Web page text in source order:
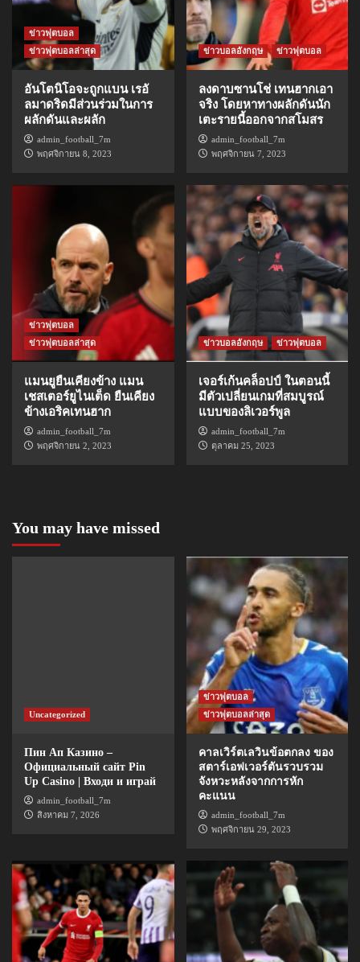
ข่าวฟุตบอล
ข่าวฟุตบอลล่าสุด
อันโตนิโอจะถูกแบน เรอั
ลมาดริดมีส่วนร่วมในการ
ผลักดันและผลัก
admin_football_7m
พฤศจิกายน 8, 2023
ข่าวบอลอังกฤษ ข่าวฟุตบอล
ลงดาบซานโช่ เทนฮากเอา
จริง โดยหาทางผลักดันนัก
เตะรายนี้ออกจากสโมสร
admin_football_7m
พฤศจิกายน 7, 2023
ข่าวฟุตบอล
ข่าวฟุตบอลล่าสุด
แมนยูยืนเคียงข้าง แมน
เชสเตอร์ยูไนเต็ด ยืนเคียง
ข้างเอริคเทนฮาก
admin_football_7m
พฤศจิกายน 2, 2023
ข่าวบอลอังกฤษ ข่าวฟุตบอล
เจอร์เก้นคล็อปป์ ในตอนนี้
มีตัวเปลี่ยนเกมที่สมบูรณ์
แบบของลิเวอร์พูล
admin_football_7m
ตุลาคม 25, 2023
You may have missed
Uncategorized
Пин Ап Казино –
Официальный сайт Pin
Up Casino | Входи и играй
admin_football_7m
สิงหาคม 7, 2026
ข่าวฟุตบอล
ข่าวฟุตบอลล่าสุด
คาลเวิร์ตเลวินข้อตกลง ของ
สตาร์เอฟเวอร์ตันรวบรวม
จังหวะหลังจากการหัก
คะแนน
admin_football_7m
พฤศจิกายน 29, 2023